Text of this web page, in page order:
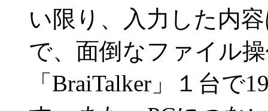
い限り、入力した内
で、面倒なファイル
「BraiTalker」１台で